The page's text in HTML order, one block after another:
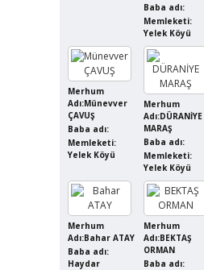
Baba adı:
Memleketi:
Yelek Köyü
Merhum
Adı:Münevver
ÇAVUŞ
Baba adı:
Memleketi:
Yelek Köyü
Merhum
Adı:DÜRANİYE
MARAŞ
Baba adı:
Memleketi:
Yelek Köyü
Merhum
Adı:Bahar ATAY
Baba adı:
Haydar
Merhum
Adı:BEKTAŞ
ORMAN
Baba adı: